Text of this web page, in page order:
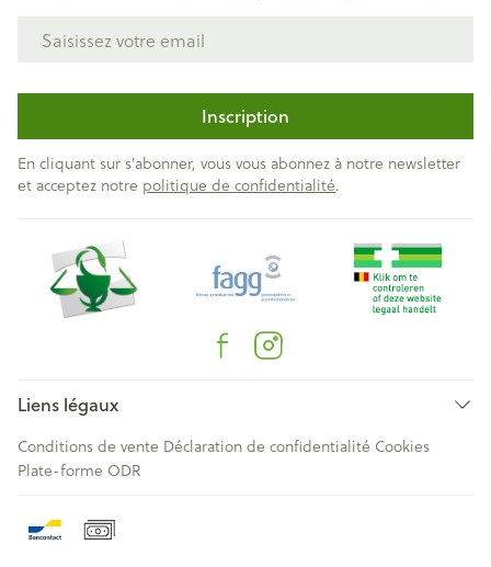
Inscription
En cliquant sur s'abonner, vous vous abonnez à notre newsletter
et acceptez notre politique de confidentialité.
Liens légaux
Conditions de vente Déclaration de confidentialité Cookies
Plate-forme ODR